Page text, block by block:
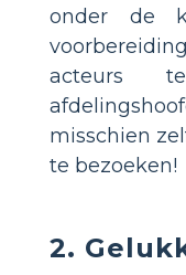
onder de
acteurs
misschien
te bezoeken!
2.